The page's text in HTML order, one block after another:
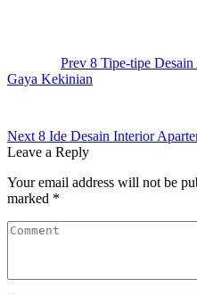
Prev 8 Tipe-tipe
Gaya Kekinian
Next 8 Ide Desain Interior
Leave a Reply
Your email address will not be
marked *